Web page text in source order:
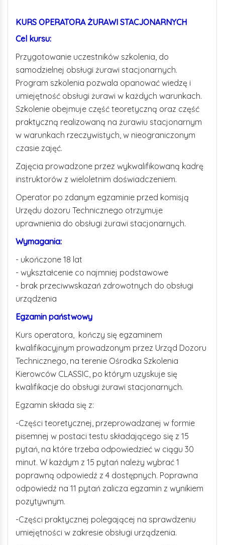
KURS OPERATORA ŻURAWI STACJONARNYCH
Cel kursu:
Przygotowanie uczestników szkolenia, do
samodzielnej obsługi żurawi stacjonarnych.
Program szkolenia pozwala opanować wiedzę i
umiejętność obsługi żurawi w każdych warunkach.
Szkolenie obejmuje część teoretyczną oraz część
praktyczną realizowaną na żurawiu stacjonarnym
w warunkach rzeczywistych, w nieograniczonym
czasie zajęć.
Zajęcia prowadzone przez wykwalifikowaną kadrę
instruktorów z wieloletnim doświadczeniem.
Operator po zdanym egzaminie przed komisją
Urzędu dozoru Technicznego otrzymuje
uprawnienia do obsługi żurawi stacjonarnych.
Wymagania:
- ukończone 18 lat
- wykształcenie co najmniej podstawowe
- brak przeciwwskazań zdrowotnych do obsługi
urządzenia
Egzamin państwowy
Kurs operatora, kończy się egzaminem
kwalifikacyjnym prowadzonym przez Urząd Dozoru
Technicznego, na terenie Ośrodka Szkolenia
Kierowców CLASSIC, po którym uzyskuje się
kwalifikacje do obsługi żurawi stacjonarnych.
Egzamin składa się z:
-Części teoretycznej, przeprowadzanej w formie
pisemnej w postaci testu składającego się z 15
pytań, na które trzeba odpowiedzieć w ciągu 30
minut. W każdym z 15 pytań należy wybrać 1
poprawną odpowiedź z 4 dostępnych. Poprawna
odpowiedź na 11 pytań zalicza egzamin z wynikiem
pozytywnym.
-Części praktycznej polegającej na sprawdzeniu
umiejętności w zakresie obsługi urządzenia.